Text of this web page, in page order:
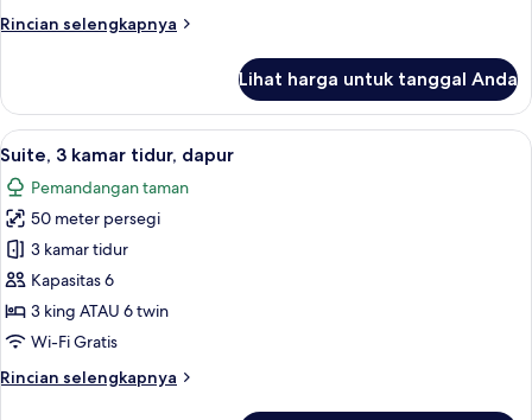
Rincian selengkapnya
Rincian
Suite,
kamar
tidur,
dapur
Lihat harga untuk tanggal Anda
Lihat
semua
foto
untuk
Suite,
3
kamar
tidur,
Suite, 3 kamar tidur, dapur | Makan
4
Suite, 3 kamar tidur, dapur
Pemandangan taman
50 meter persegi
3 kamar tidur
Kapasitas 6
3 king ATAU 6 twin
Wi-Fi Gratis
Rincian selengkapnya
Rincian